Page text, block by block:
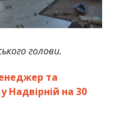
голови.
та
Надвірній на 30